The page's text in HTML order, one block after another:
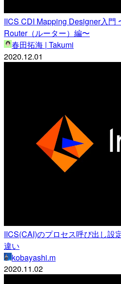
IICS CDI Mapping Designer入門
Router（ルーター）編〜
春田拓海 | Takumi
2020.12.01
IICS(CAI)のプロセス呼び出し設
違い
kobayashi.m
2020.11.02